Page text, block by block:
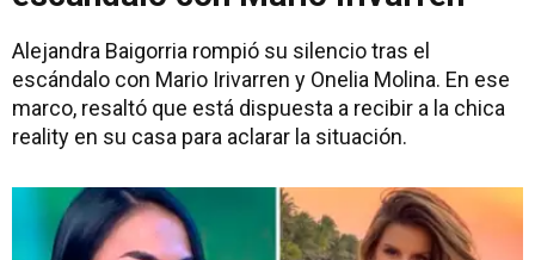
Alejandra Baigorria rompió su silencio tras el
escándalo con Mario Irivarren y Onelia Molina. En ese
marco, resaltó que está dispuesta a recibir a la chica
reality en su casa para aclarar la situación.